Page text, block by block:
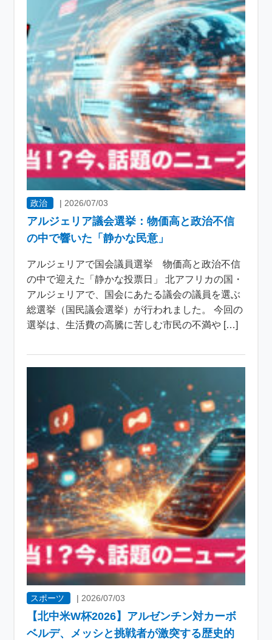
政治 | 2026/07/03
アルジェリア議会選挙：物価高と政治不信
の中で響いた「静かな民意」
アルジェリアで国会議員選挙 物価高と政治不信
の中で迎えた「静かな投票日」 北アフリカの国・
アルジェリアで、国会にあたる議会の議員を選ぶ
総選挙（国民議会選挙）が行われました。 今回の
選挙は、生活費の高騰に苦しむ市民の不満や […]
スポーツ | 2026/07/03
【北中米W杯2026】アルゼンチン対カーボ
ベルデ、メッシと挑戦者が激突する歴史的